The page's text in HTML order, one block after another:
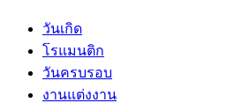
วันเกิด
โรแมนติก
วันครบรอบ
งานแต่งงาน